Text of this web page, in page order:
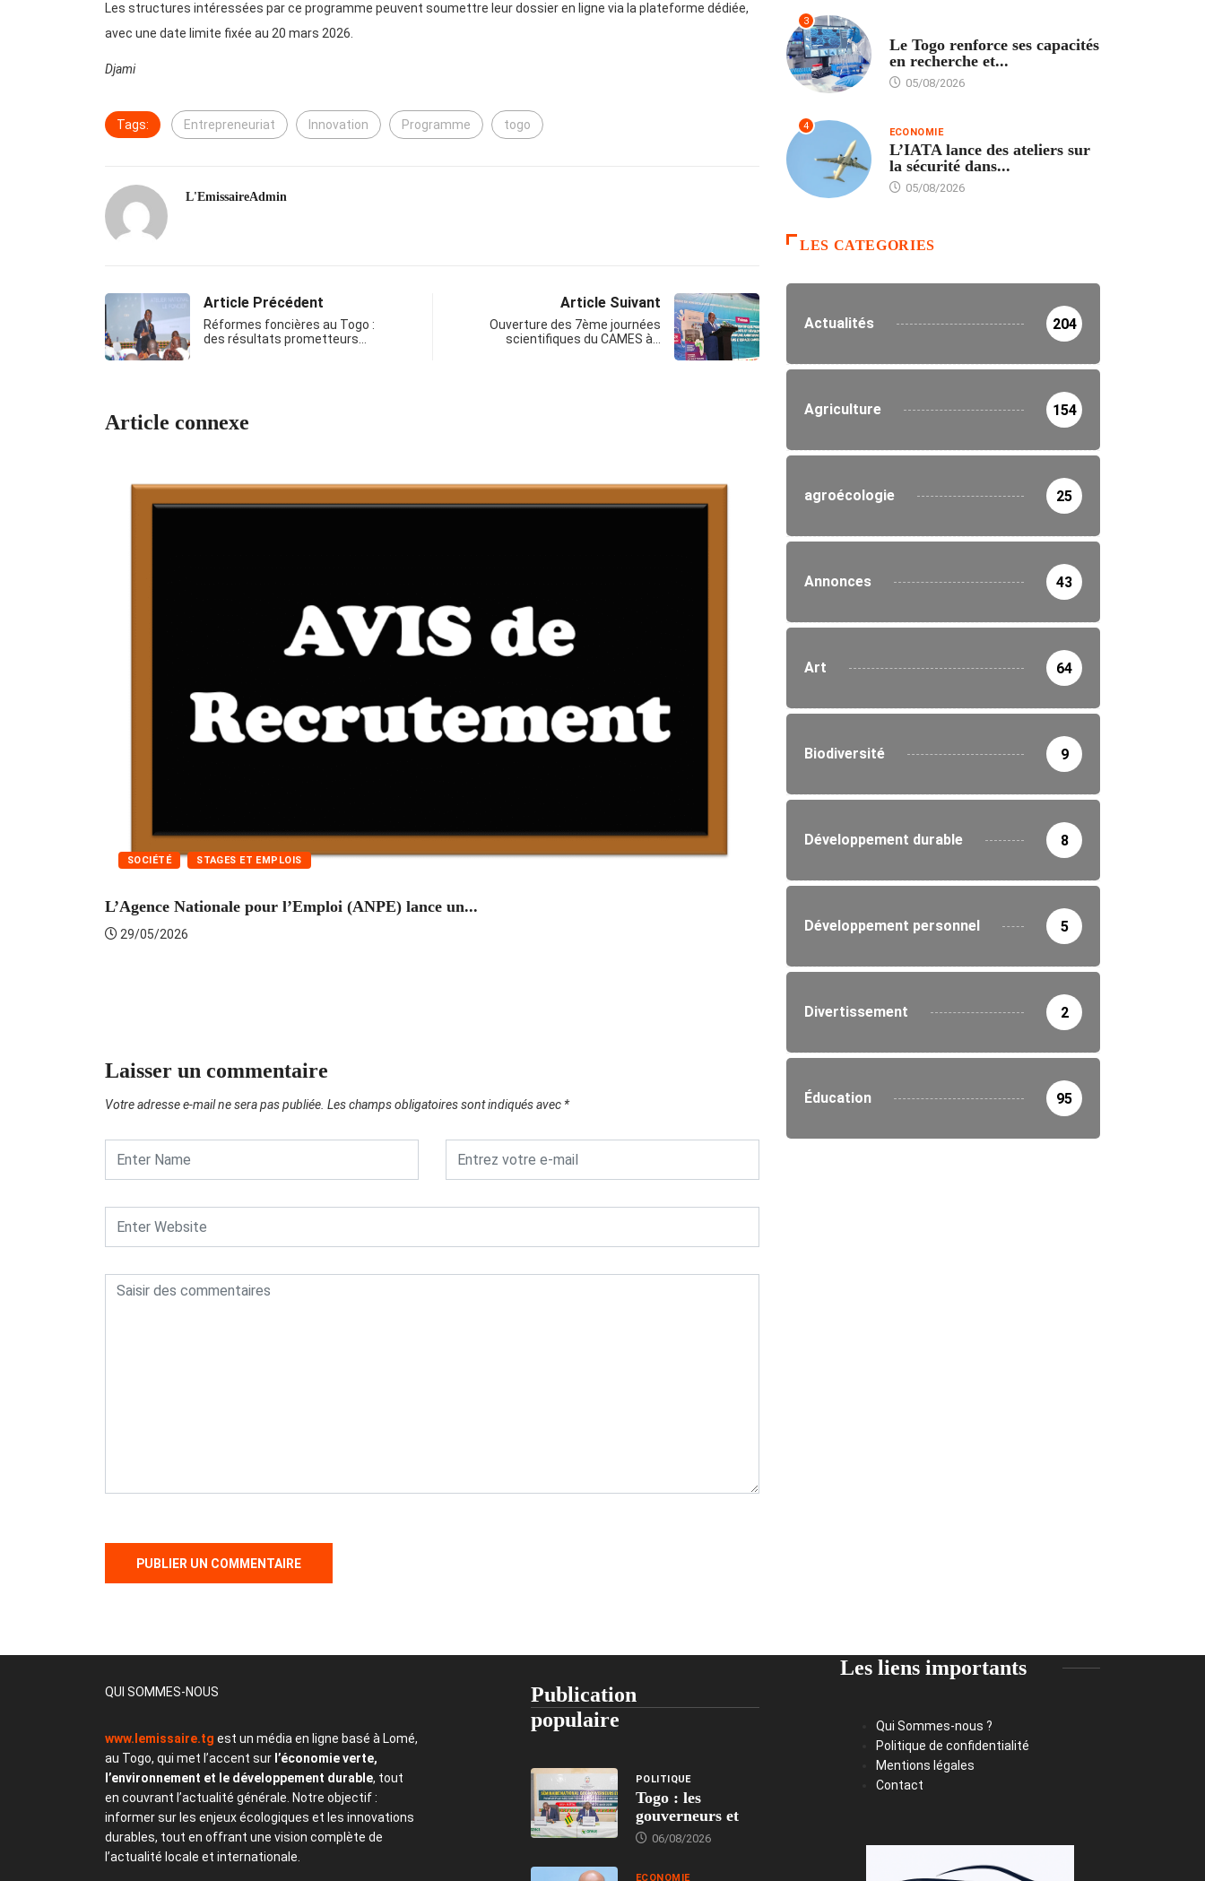
Les structures intéressées par ce programme peuvent soumettre leur dossier en ligne via la plateforme dédiée,
avec une date limite fixée au 20 mars 2026.
Djami
Tags: Entrepreneuriat Innovation Programme togo
L'EmissaireAdmin
Article Précédent
Réformes foncières au Togo :
des résultats prometteurs…
Article Suivant
Ouverture des 7ème journées
scientifiques du CAMES à…
Article connexe
SOCIÉTÉ STAGES ET EMPLOIS
L’Agence Nationale pour l’Emploi (ANPE) lance un...
29/05/2026
Campagne nationale de reboisement au Togo :...
Laisser un commentaire
Votre adresse e-mail ne sera pas publiée. Les champs obligatoires sont indiqués avec *
3
Le Togo renforce ses capacités
en recherche et...
05/08/2026
4 ECONOMIE
L’IATA lance des ateliers sur
la sécurité dans...
05/08/2026
LES CATEGORIES
Actualités 204
Agriculture 154
agroécologie 25
Annonces 43
Art 64
Biodiversité 9
Développement durable 8
Développement personnel 5
Divertissement 2
Éducation 95
QUI SOMMES-NOUS
www.lemissaire.tg est un média en ligne basé à Lomé,
au Togo, qui met l’accent sur l’économie verte,
l’environnement et le développement durable, tout
en couvrant l’actualité générale. Notre objectif :
informer sur les enjeux écologiques et les innovations
durables, tout en offrant une vision complète de
l’actualité locale et internationale.
Publication
populaire
POLITIQUE
Togo : les
gouverneurs et
06/08/2026
ECONOMIE
Les liens importants
Qui Sommes-nous ?
Politique de confidentialité
Mentions légales
Contact